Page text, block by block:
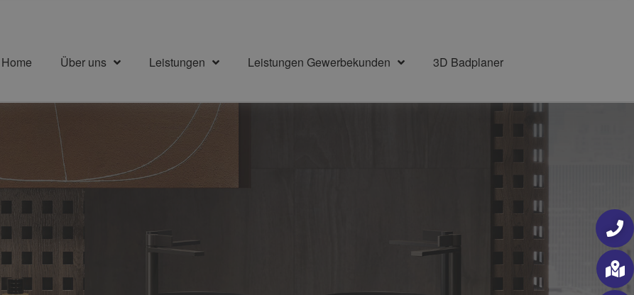
Home Über uns Leistungen Leistungen Gewerbekunden 3D Badplaner